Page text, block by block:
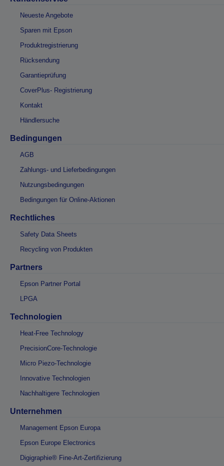
Neueste Angebote
Sparen mit Epson
Produktregistrierung
Rücksendung
Garantieprüfung
CoverPlus- Registrierung
Kontakt
Händlersuche
Bedingungen
AGB
Zahlungs- und Lieferbedingungen
Nutzungsbedingungen
Bedingungen für Online-Aktionen
Rechtliches
Safety Data Sheets
Recycling von Produkten
Partners
Epson Partner Portal
LPGA
Technologien
Heat-Free Technology
PrecisionCore-Technologie
Micro Piezo-Technologie
Innovative Technologien
Nachhaltigere Technologien
Unternehmen
Management Epson Europa
Epson Europe Electronics
Digigraphie® Fine-Art-Zertifizierung